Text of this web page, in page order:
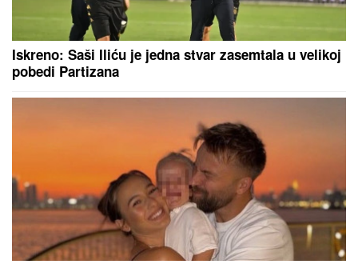
Iskreno: Saši Iliću je jedna stvar zasemtala u velikoj
pobedi Partizana